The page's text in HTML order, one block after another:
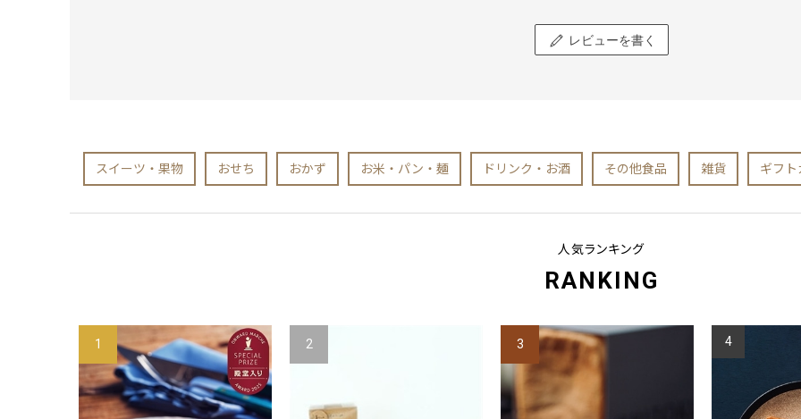
レビューを書く
スイーツ・果物 おせち おかず お米・パン・麺 ドリンク・お酒 その他食品 雑貨 ギフト
人気ランキング
RANKING
1 2 3 4